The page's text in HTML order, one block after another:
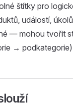
štítky pro
událostí,
— mohou tvořit
→